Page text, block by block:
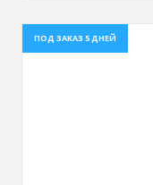
ПОД ЗАКАЗ 5 ДНЕЙ